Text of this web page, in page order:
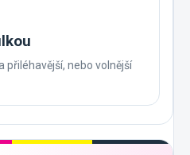
přiléhavější, nebo volnější